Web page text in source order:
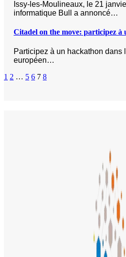
Issy-les-Moulineaux, le 21
informatique Bull a annoncé…
Citadel on the move: participez à
Participez à un hackathon dans
européen…
1 2 … 5 6 7 8